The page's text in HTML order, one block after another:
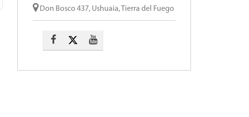
Don Bosco 437, Ushuaia, Tierra del Fuego